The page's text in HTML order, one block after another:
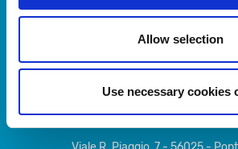
Allow selection
Use necessary cookies
© 2020-2026 - Museo